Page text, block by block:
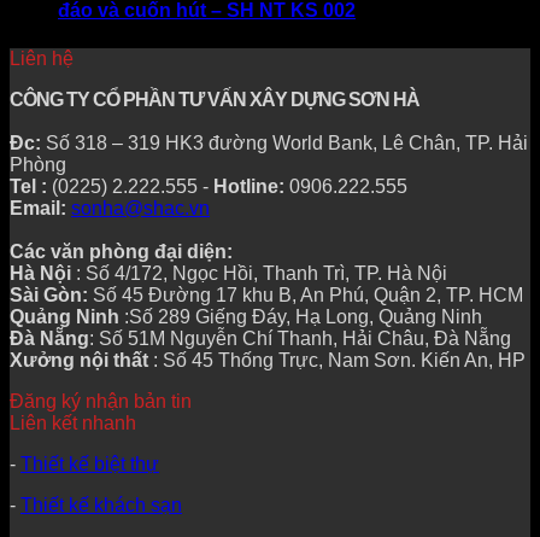
đáo và cuốn hút – SH NT KS 002
Liên hệ
CÔNG TY CỔ PHẦN TƯ VẤN XÂY DỰNG SƠN HÀ
Đc: Số 318 – 319 HK3 đường World Bank, Lê Chân, TP. Hải
Phòng
Tel : (0225) 2.222.555 - Hotline: 0906.222.555
Email: sonha@shac.vn
Các văn phòng đại diện:
Hà Nội : Số 4/172, Ngọc Hồi, Thanh Trì, TP. Hà Nội
Sài Gòn: Số 45 Đường 17 khu B, An Phú, Quận 2, TP. HCM
Quảng Ninh :Số 289 Giếng Đáy, Hạ Long, Quảng Ninh
Đà Nẵng: Số 51M Nguyễn Chí Thanh, Hải Châu, Đà Nẵng
Xưởng nội thất : Số 45 Thống Trực, Nam Sơn. Kiến An, HP
Đăng ký nhận bản tin
Liên kết nhanh
- Thiết kế biệt thự
- Thiết kế khách sạn